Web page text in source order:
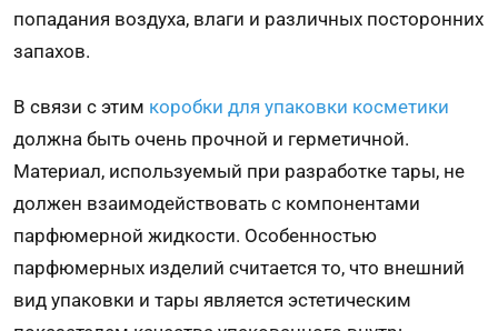
попадания воздуха, влаги и различных посторонних
запахов.
В связи с этим коробки для упаковки косметики
должна быть очень прочной и герметичной.
Материал, используемый при разработке тары, не
должен взаимодействовать с компонентами
парфюмерной жидкости. Особенностью
парфюмерных изделий считается то, что внешний
вид упаковки и тары является эстетическим